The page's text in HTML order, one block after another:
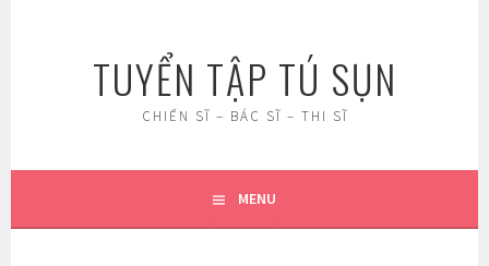
TUYỂN TẬP TÚ SỤN
CHIẾN SĨ – BÁC SĨ – THI SĨ
MENU